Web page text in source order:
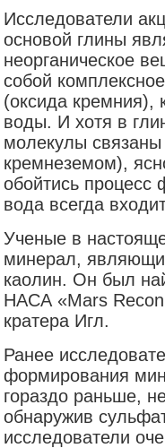
Исследователи
основой глины
неорганическое
собой
(оксида кремния),
воды. И хотя в
молекулы
кремнеземом),
обойтись процесс
вода всегда
Ученые в
минерал,
каолин. Он был
НАСА «Mars
кратера Игл.
Ранее
формирования
гораздо раньше,
обнаружив
исследователи